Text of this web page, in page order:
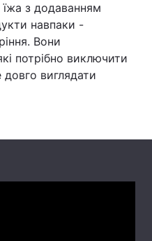
Інциденти
Туризм
Погода
їжа з додаванням
навпаки -
Вони
потрібно виключити
виглядати